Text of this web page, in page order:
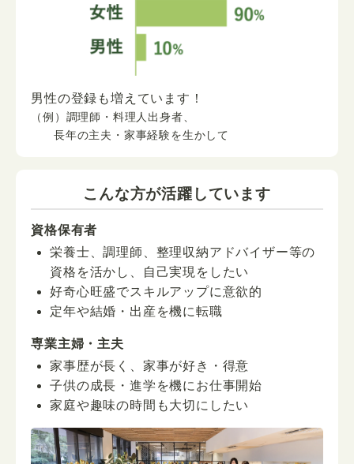
男性の登録も増えています！
（例）調理師・料理人出身者、
長年の主夫・家事経験を生かして
こんな方が活躍しています
資格保有者
栄養士、調理師、整理収納アドバイザー等の
資格を活かし、自己実現をしたい
好奇心旺盛でスキルアップに意欲的
定年や結婚・出産を機に転職
専業主婦・主夫
家事歴が長く、家事が好き・得意
子供の成長・進学を機にお仕事開始
家庭や趣味の時間も大切にしたい